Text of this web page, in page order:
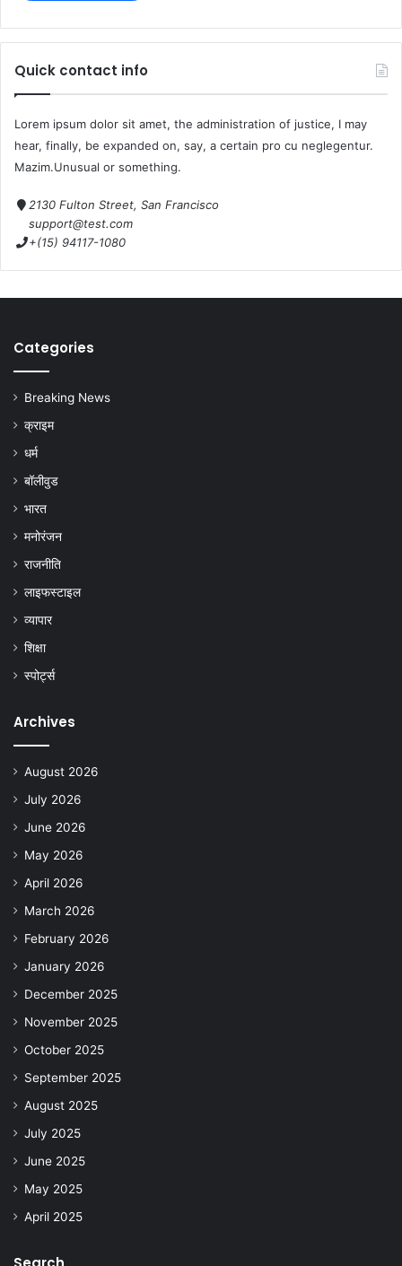
Quick contact info
Lorem ipsum dolor sit amet, the administration of justice, I may
hear, finally, be expanded on, say, a certain pro cu neglegentur.
Mazim.Unusual or something.
2130 Fulton Street, San Francisco
support@test.com
+(15) 94117-1080
Categories
Breaking News
क्राइम
धर्म
बॉलीवुड
भारत
मनोरंजन
राजनीति
लाइफस्टाइल
व्यापार
शिक्षा
स्पोर्ट्स
Archives
August 2026
July 2026
June 2026
May 2026
April 2026
March 2026
February 2026
January 2026
December 2025
November 2025
October 2025
September 2025
August 2025
July 2025
June 2025
May 2025
April 2025